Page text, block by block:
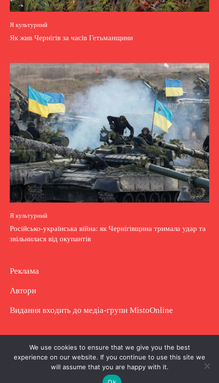
Я культурний
Як жив Чернігів за часів Гетьманщини
Я культурний
Російсько-українська війна: як Чернігівщина тримала удар та
звільнилася від окупантів
Реклама
Автори
Видання входить до медіа-групи MistoOnline
Copyright © Повне використання матеріалу
заборонено. Частково можна з гіперпосиланням.
We use cookies to ensure that we give you the best
experience on our website. If you continue to use this site we
will assume that you are happy with it.